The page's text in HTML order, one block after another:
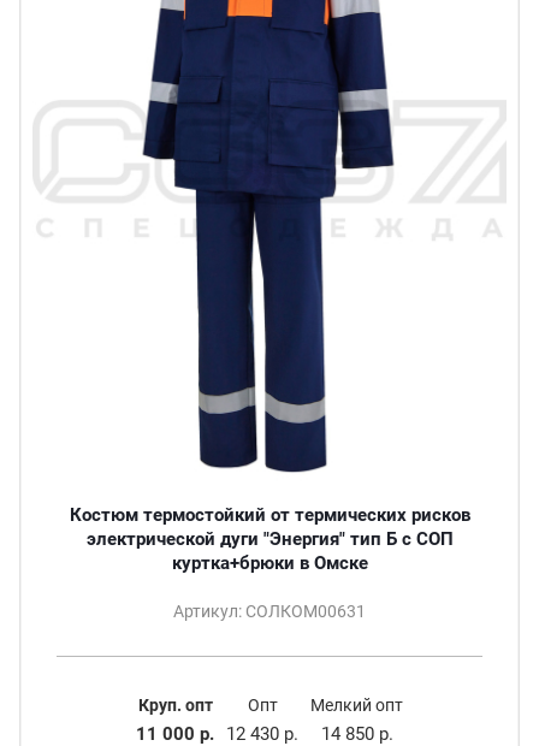
Костюм термостойкий от термических рисков
электрической дуги "Энергия" тип Б с СОП
куртка+брюки в Омске
Артикул: СОЛКОМ00631
Круп. опт
11 000 р.
Опт
12 430 р.
Мелкий опт
14 850 р.